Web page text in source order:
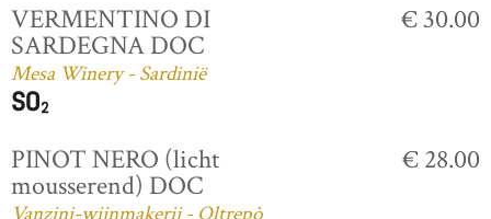
VERMENTINO DI
SARDEGNA DOC
Mesa Winery - Sardinië
€ 30.00
PINOT NERO (licht
mousserend) DOC
€ 28.00